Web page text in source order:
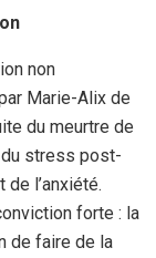
non
Marie-Alix de
du meurtre de
stress post-
l’anxiété.
forte : la
de faire de la